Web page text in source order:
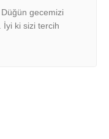
gecemizi
İyi ki sizi tercih